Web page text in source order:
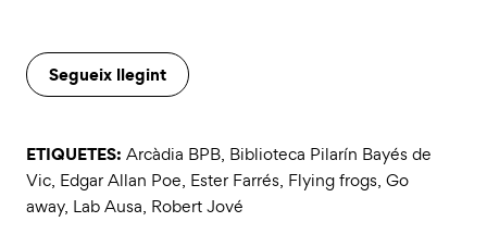
Segueix llegint
ETIQUETES: Arcàdia BPB, Biblioteca Pilarín Bayés de
Vic, Edgar Allan Poe, Ester Farrés, Flying frogs, Go
away, Lab Ausa, Robert Jové